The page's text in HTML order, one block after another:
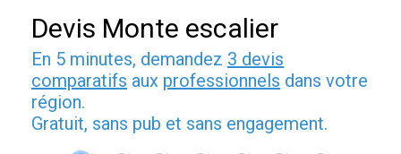
Devis Monte escalier
En 5 minutes, demandez 3 devis
comparatifs aux professionnels dans votre
région.
Gratuit, sans pub et sans engagement.